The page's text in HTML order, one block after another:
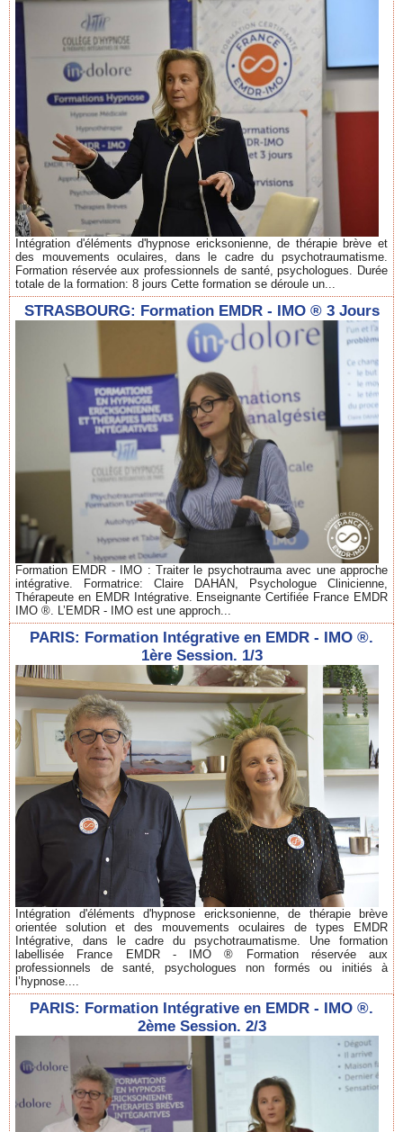
Intégration d'éléments d'hypnose ericksonienne, de thérapie brève et
des mouvements oculaires, dans le cadre du psychotraumatisme.
Formation réservée aux professionnels de santé, psychologues. Durée
totale de la formation: 8 jours Cette formation se déroule un...
STRASBOURG: Formation EMDR - IMO ® 3 Jours
Formation EMDR - IMO : Traiter le psychotrauma avec une approche
intégrative. Formatrice: Claire DAHAN, Psychologue Clinicienne,
Thérapeute en EMDR Intégrative. Enseignante Certifiée France EMDR
IMO ®. L’EMDR - IMO est une approch...
PARIS: Formation Intégrative en EMDR - IMO ®.
1ère Session. 1/3
Intégration d'éléments d'hypnose ericksonienne, de thérapie brève
orientée solution et des mouvements oculaires de types EMDR
Intégrative, dans le cadre du psychotraumatisme. Une formation
labellisée France EMDR - IMO ® Formation réservée aux
professionnels de santé, psychologues non formés ou initiés à
l’hypnose....
PARIS: Formation Intégrative en EMDR - IMO ®.
2ème Session. 2/3